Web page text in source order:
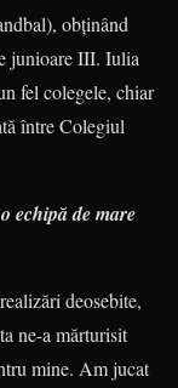
obţinând
junioare III. Iulia
fel colegele, chiar
între Colegiul
echipă de mare
deosebite,
ne-a mărturisit
mine. Am jucat